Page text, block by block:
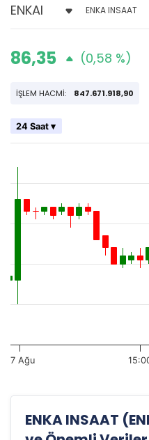
ENKA INSAAT
86,35 (0,58 %)
İŞLEM HACMİ: 847.671.918,90
24 Saat ▾
7 Ağu
ENKA INSAAT